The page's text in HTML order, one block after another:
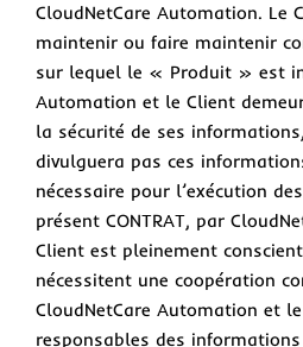
CloudNetCare Automation. Le
maintenir ou faire maintenir
sur lequel le « Produit » est
Automation et le Client
la sécurité de ses
divulguera pas ces
nécessaire pour l’exécution
présent CONTRAT, par
Client est pleinement
nécessitent une coopération
CloudNetCare Automation et
responsables des